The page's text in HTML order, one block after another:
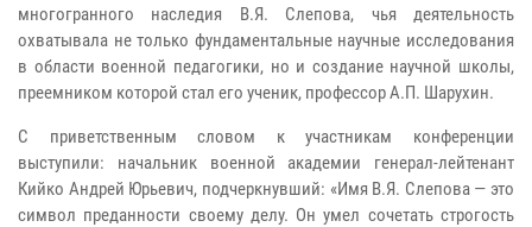
многогранного наследия В.Я. Слепова, чья деятельность
охватывала не только фундаментальные научные исследования
в области военной педагогики, но и создание научной школы,
преемником которой стал его ученик, профессор А.П. Шарухин.
С приветственным словом к участникам конференции
выступили: начальник военной академии генерал-лейтенант
Кийко Андрей Юрьевич, подчеркнувший: «Имя В.Я. Слепова — это
символ преданности своему делу. Он умел сочетать строгость